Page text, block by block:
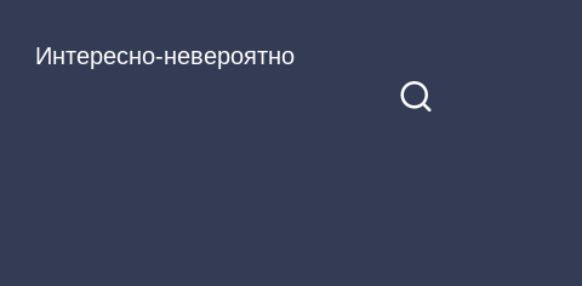
Интересно-невероятно